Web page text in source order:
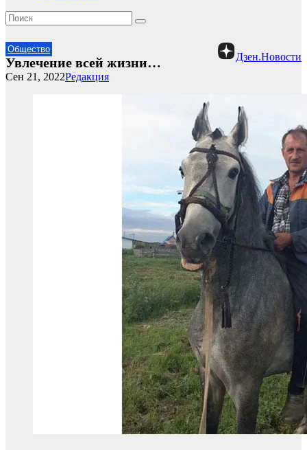
Общество
Дзен.Новости
Увлечение всей жизни…
Редакция
Сен 21, 2022